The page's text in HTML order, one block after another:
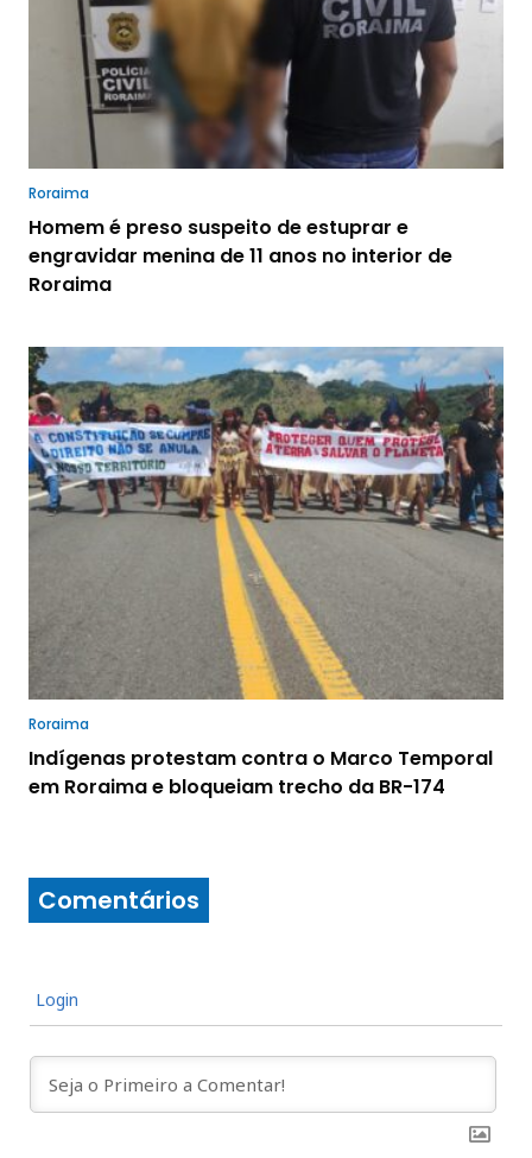
Roraima
Homem é preso suspeito de estuprar e
engravidar menina de 11 anos no interior de
Roraima
Roraima
Indígenas protestam contra o Marco Temporal
em Roraima e bloqueiam trecho da BR-174
Comentários
Login